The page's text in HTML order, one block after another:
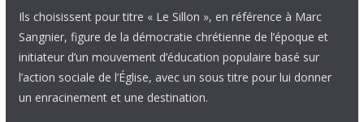
Ils choisissent pour titre « Le Sillon », en référence à Marc
Sangnier, figure de la démocratie chrétienne de l’époque et
initiateur d’un mouvement d’éducation populaire basé sur
l’action sociale de l’Église, avec un sous titre pour lui donner
un enracinement et une destination.